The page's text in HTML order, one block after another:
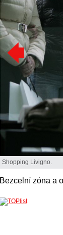
Shopping Livigno.
Bezcelní zóna a